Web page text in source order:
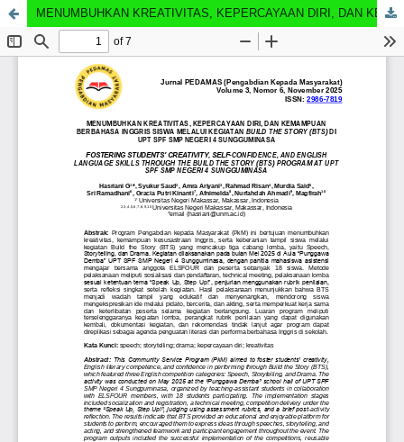
MENUMBUHKAN KREATIVITAS, KEPERCAYAAN DIRI, DAN KEMAMPUAN BERBAHASA INGGRIS SISWA MELALUI KEGIATAN BUILD THE STORY (BTS) DI UPT SPF SMP NEGERI 4 SUNGGUMINASA